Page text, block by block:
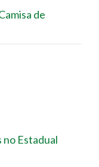
de
no Estadual